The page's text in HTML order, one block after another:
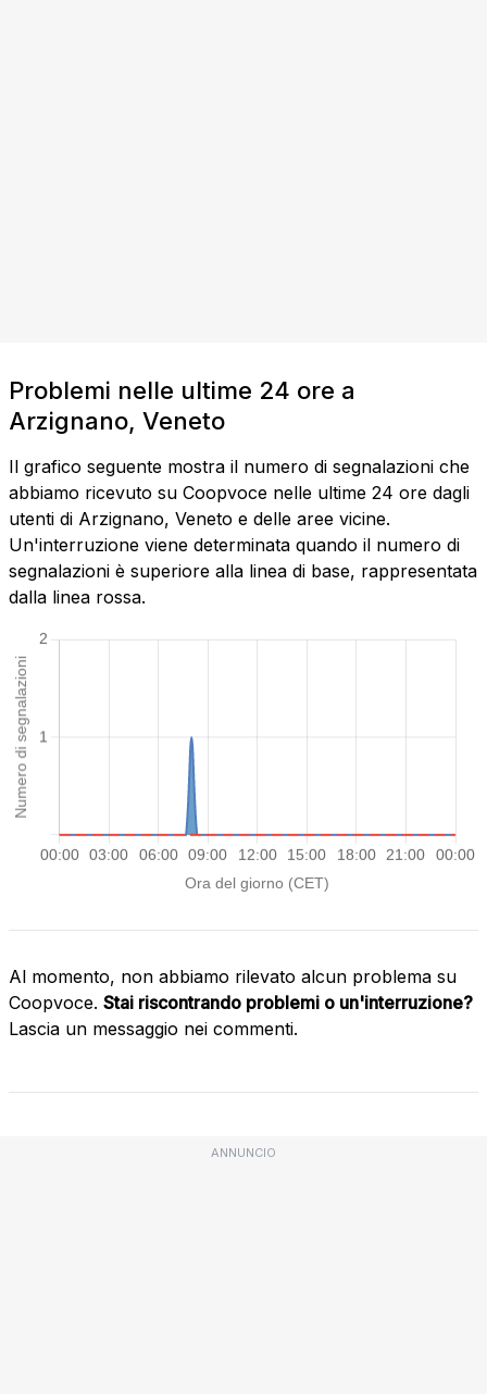
Problemi nelle ultime 24 ore a
Arzignano, Veneto
Il grafico seguente mostra il numero di segnalazioni che
abbiamo ricevuto su Coopvoce nelle ultime 24 ore dagli
utenti di Arzignano, Veneto e delle aree vicine.
Un'interruzione viene determinata quando il numero di
segnalazioni è superiore alla linea di base, rappresentata
dalla linea rossa.
Al momento, non abbiamo rilevato alcun problema su
Coopvoce. Stai riscontrando problemi o un'interruzione?
Lascia un messaggio nei commenti.
ANNUNCIO